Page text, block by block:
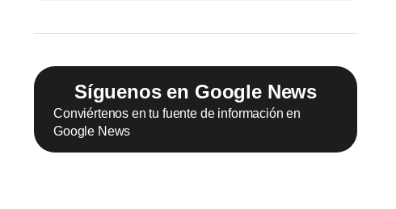
Síguenos en Google News
Conviértenos en tu fuente de información en
Google News